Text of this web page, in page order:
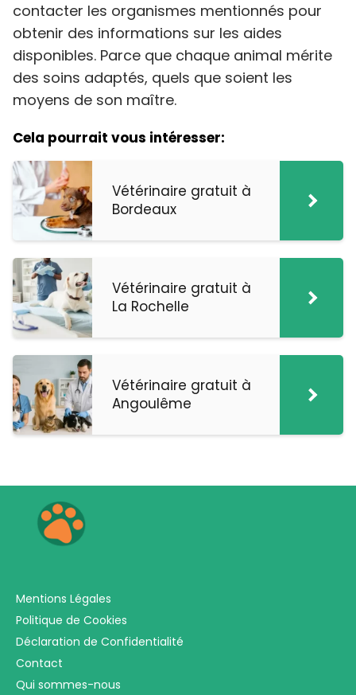
contacter les organismes mentionnés pour
obtenir des informations sur les aides
disponibles. Parce que chaque animal mérite
des soins adaptés, quels que soient les
moyens de son maître.
Cela pourrait vous intéresser:
Vétérinaire gratuit à
Bordeaux
Vétérinaire gratuit à
La Rochelle
Vétérinaire gratuit à
Angoulême
Mentions Légales
Politique de Cookies
Déclaration de Confidentialité
Contact
Qui sommes-nous